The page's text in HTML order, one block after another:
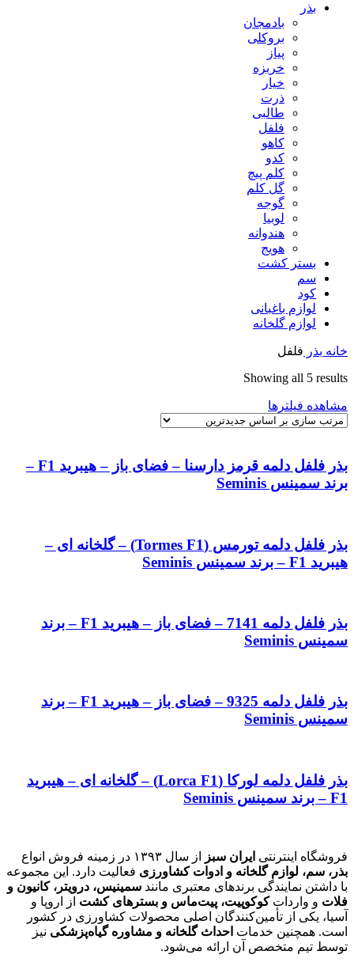
بذر
بادمجان
بروکلی
پیاز
خربزه
خیار
ذرت
طالبی
فلفل
کاهو
کدو
کلم پیچ
گل کلم
گوجه
لوبیا
هندوانه
هویج
بستر کشت
سم
کود
لوازم باغبانی
لوازم گلخانه
خانه بذر فلفل
Showing all 5 results
مشاهده فیلترها
بذر فلفل دلمه قرمز دارسنا – فضای باز – هیبرید F1 –
برند سمینس Seminis
بذر فلفل دلمه تورمس (Tormes F1) – گلخانه ای –
هیبرید F1 – برند سمینس Seminis
بذر فلفل دلمه 7141 – فضای باز – هیبرید F1 – برند
سمینس Seminis
بذر فلفل دلمه 9325 – فضای باز – هیبرید F1 – برند
سمینس Seminis
بذر فلفل دلمه لورکا (Lorca F1) – گلخانه ای – هیبرید
F1 – برند سمینس Seminis
فروشگاه اینترنتی ایران سبز
از سال ۱۳۹۳ در زمینه فروش انواع
بذر، سم، لوازم گلخانه و ادوات کشاورزی فعالیت دارد. این مجموعه
با داشتن نمایندگی برندهای معتبری مانند سمینیس، درویتر، کانیون و
فلات و وارداتکوکوپیت، پیت‌ماس و بسترهای کشت از اروپا و
آسیا، یکی از تأمین‌کنندگان اصلی محصولات کشاورزی در کشور
است. همچنین خدمات احداث گلخانه و مشاوره گیاه‌پزشکی نیز
توسط تیم متخصص آن ارائه می‌شود.